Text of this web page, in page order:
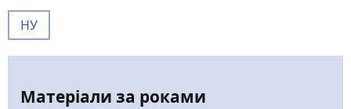
НУ
Матеріали за роками